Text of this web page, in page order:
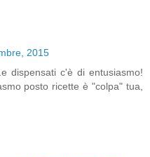
2015
dispensati c'è di entusiasmo!
posto ricette è "colpa" tua,